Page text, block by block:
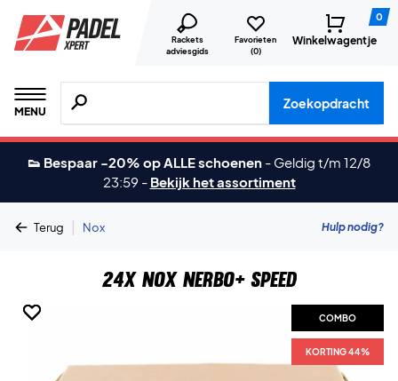
Rackets
adviesgids
Favorieten
(0)
0
Winkelwagentje
MENU
Zoeken naar producten, merken etc.
Zoekopdracht
👟 Bespaar -20% op ALLE schoenen - Geldig t/m 12/8
23:59 - Bekijk het assortiment
Terug | Nox Hulp nodig?
24x Nox Nerbo+ Speed
COMBO
KORTING 44%
COMBO
KORTING 44%
COMBO
KORTING 44%
COMBO
KORTING 44%